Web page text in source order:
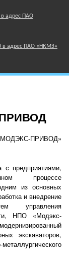
адрес ПАО
в адрес ПАО «НКМЗ»
«МОДЭКС-ПРИВОД»
с предприятиями,
процессе
из основныx
и внедрение
управления
НПО «Модэкс-
экскаваторов,